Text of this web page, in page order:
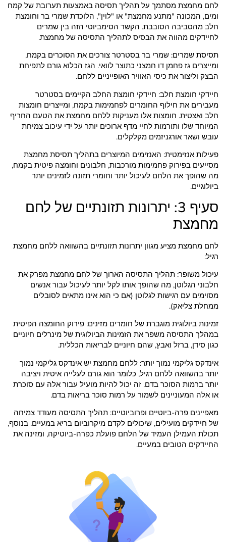
לחם מחמצת מסתמך על תהליך תסיסה באמצעות תערובת של קמח
ומים, המכונה "מתנע מחמצת" או "לוין", הלוכדת שמרי בר וחומצת
חלב מהסביבה הסובבת. הקשר הסימביוטי הזה בין שמרים
לחיידקים מהווה את הבסיס לתהליך התסיסה של מחמצת.
תסיסת שמרים: שמרי בר בסטרטר צורכים את הסוכרים בקמח,
ומייצרים גז פחמן דו חמצני כתוצר לוואי. הגז הכלוא גורם לתפיחת
הבצק וליצור את כיסי האוויר האופייניים ללחם.
חיידקי חומצת חלב: חיידקי חומצת החלב הקיימים בסטרטר
מעבירים את חילוף החומרים לפחמימות בקמח, ומייצרים חומצות
חלב ואצטית. חומצות אלו מעניקות ללחם מחמצת את הטעם החריף
המיוחד שלו ותורמות לחיי מדף ארוכים יותר על ידי עיכוב צמיחת
עובש ושאר אורגניזמים מקלקלים.
פעילות אנזימטית: האנזימים המיוצרים בתהליך תסיסת מחמצת
מסייעים בפירוק פחמימות מורכבות, חלבונים וחומצה פיטית בקמח,
מה שהופך את הלחם לעיכול יותר וחומרי תזונה לזמינים יותר
ביולוגיים.
סעיף 3: יתרונות תזונתיים של לחם
מחמצת
לחם מחמצת מציע מגוון יתרונות תזונתיים בהשוואה ללחם מחמצת
רגיל:
עיכול משופר: תהליך התסיסה הארוך של לחם מחמצת מפרק את
חלבוני הגלוטן, מה שהופך אותו לקל יותר לעיכול עבור אנשים
מסוימים עם רגישות לגלוטן (אם כי הוא אינו מתאים לסובלים
ממחלת צליאק).
זמינות ביולוגית מוגברת של חומרים מזינים: פירוק החומצה הפיטית
במהלך התסיסה משפר את הזמינות הביולוגית של מינרלים חיוניים
כגון סידן, ברזל ואבץ, שהם חיוניים לבריאות הכללית.
אינדקס גליקמי נמוך יותר: ללחם מחמצת יש אינדקס גליקמי נמוך
יותר בהשוואה ללחם רגיל, כלומר הוא גורם לעלייה איטית ויציבה
יותר ברמות הסוכר בדם. זה יכול להיות מועיל עבור אלה עם סוכרת
או אלה המעוניינים לשמור על רמות סוכר בריאות בדם.
מאפיינים פרה-ביוטיים ופרוביוטיים: תהליך התסיסה מעודד צמיחה
של חיידקים מועילים, שיכולים לקדם מיקרוביום בריא במעיים. בנוסף,
תכולת העמילן העמיד של הלחם פועלת כפרה-ביוטיקה, ומזינה את
החיידקים הטובים במעיים.